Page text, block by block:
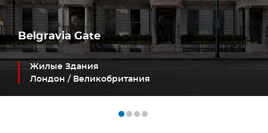
Belgravia Gate
Жилые Здания
Лондон / Великобритания